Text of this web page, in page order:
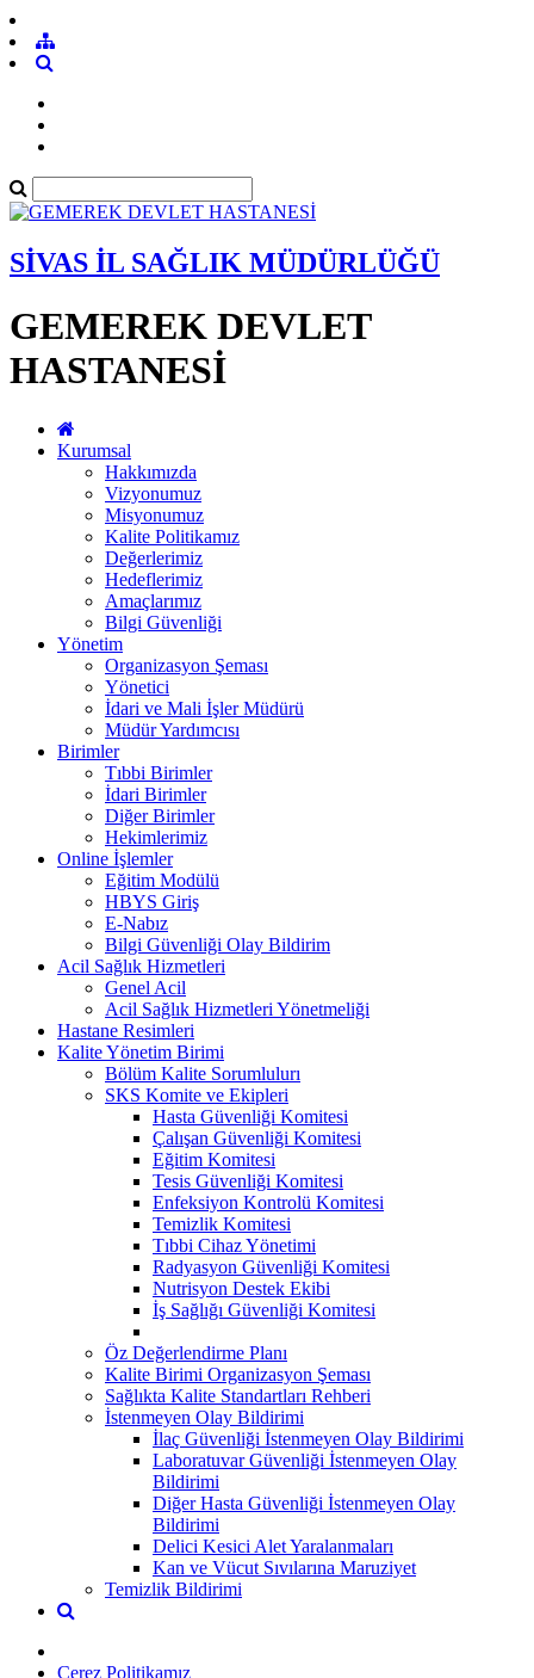
SİVAS İL SAĞLIK MÜDÜRLÜĞÜ
GEMEREK DEVLET
HASTANESİ
Kurumsal
Hakkımızda
Vizyonumuz
Misyonumuz
Kalite Politikamız
Değerlerimiz
Hedeflerimiz
Amaçlarımız
Bilgi Güvenliği
Yönetim
Organizasyon Şeması
Yönetici
İdari ve Mali İşler Müdürü
Müdür Yardımcısı
Birimler
Tıbbi Birimler
İdari Birimler
Diğer Birimler
Hekimlerimiz
Online İşlemler
Eğitim Modülü
HBYS Giriş
E-Nabız
Bilgi Güvenliği Olay Bildirim
Acil Sağlık Hizmetleri
Genel Acil
Acil Sağlık Hizmetleri Yönetmeliği
Hastane Resimleri
Kalite Yönetim Birimi
Bölüm Kalite Sorumlulurı
SKS Komite ve Ekipleri
Hasta Güvenliği Komitesi
Çalışan Güvenliği Komitesi
Eğitim Komitesi
Tesis Güvenliği Komitesi
Enfeksiyon Kontrolü Komitesi
Temizlik Komitesi
Tıbbi Cihaz Yönetimi
Radyasyon Güvenliği Komitesi
Nutrisyon Destek Ekibi
İş Sağlığı Güvenliği Komitesi
Öz Değerlendirme Planı
Kalite Birimi Organizasyon Şeması
Sağlıkta Kalite Standartları Rehberi
İstenmeyen Olay Bildirimi
İlaç Güvenliği İstenmeyen Olay Bildirimi
Laboratuvar Güvenliği İstenmeyen Olay
Bildirimi
Diğer Hasta Güvenliği İstenmeyen Olay
Bildirimi
Delici Kesici Alet Yaralanmaları
Kan ve Vücut Sıvılarına Maruziyet
Temizlik Bildirimi
Çerez Politikamız